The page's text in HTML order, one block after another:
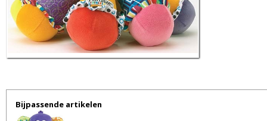
Bijpassende artikelen